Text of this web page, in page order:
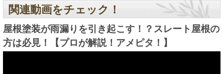
関連動画をチェック！
屋根塗装が雨漏りを引き起こす！？スレート屋根の
方は必見！【プロが解説！アメピタ！】